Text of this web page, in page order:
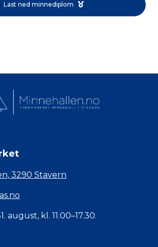
Last ned minnediplom
3290 Stavern
august, kl. 11.00–17.30.